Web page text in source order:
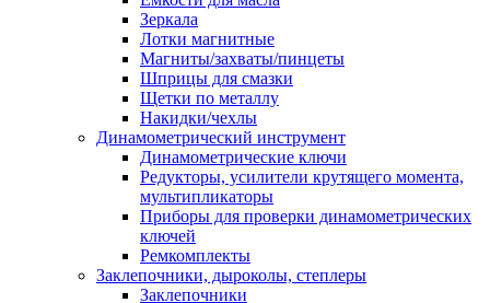
Зеркала
Лотки магнитные
Магниты/захваты/пинцеты
Шприцы для смазки
Щетки по металлу
Накидки/чехлы
Динамометрический инструмент
Динамометрические ключи
Редукторы, усилители крутящего момента,
мультипликаторы
Приборы для проверки динамометрических
ключей
Ремкомплекты
Заклепочники, дыроколы, степлеры
Заклепочники